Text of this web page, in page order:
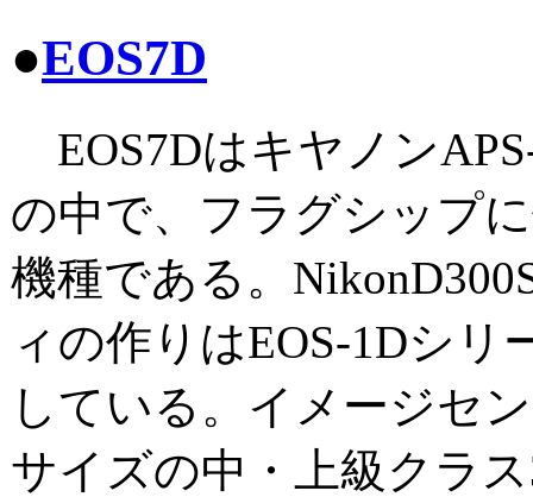
●EOS7D
EOS7Dはキヤノン
の中で、フラグシップ
機種である。
ィの作りはEOS-1Dシリ
している。イメージセ
サイズの中・上級クラ